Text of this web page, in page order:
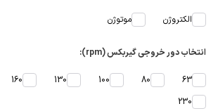
الکتروژن موتوژن
انتخاب دور خروجی گیربکس (rpm):
63
80
100
130
160
230